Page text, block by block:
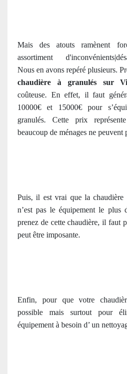
Mais des atouts ramènent
assortiment
Nous en avons repéré plusieurs.
chaudière à granulés sur
coûteuse. En effet, il faut
10000€ et 15000€ pour
granulés. Cette prix
beaucoup de ménages ne peuvent
Puis, il est vrai que la chaudière
n’est pas le équipement le plus
prenez de cette chaudière, il faut
peut être imposante.
Enfin, pour que votre
possible mais surtout pour
équipement à besoin d’ un